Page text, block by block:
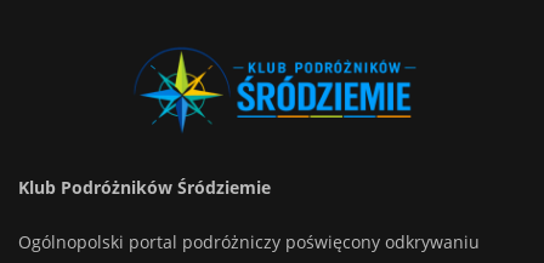
Klub Podróżników Śródziemie
Ogólnopolski portal podróżniczy poświęcony odkrywaniu